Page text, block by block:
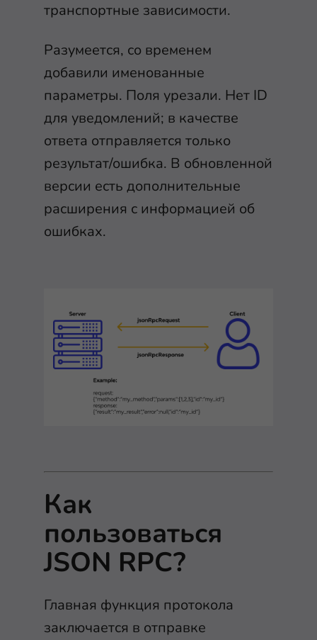
транспортные зависимости.
Разумеется, со временем
добавили именованные
параметры. Поля урезали. Нет ID
для уведомлений; в качестве
ответа отправляется только
результат/ошибка. В обновленной
версии есть дополнительные
расширения с информацией об
ошибках.
Как
пользоваться
JSON RPC?
Главная функция протокола
заключается в отправке